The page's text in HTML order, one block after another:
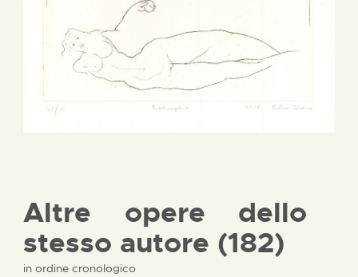
Altre opere dello
stesso autore (182)
in ordine cronologico